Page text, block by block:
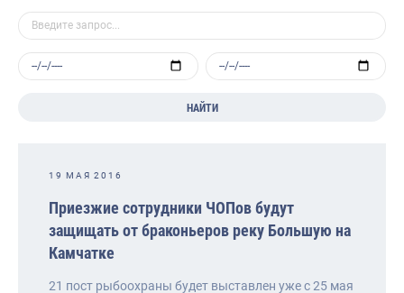
НАЙТИ
19 МАЯ 2016
Приезжие сотрудники ЧОПов будут
защищать от браконьеров реку Большую на
Камчатке
21 пост рыбоохраны будет выставлен уже с 25 мая